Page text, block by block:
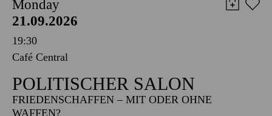
Monday
21.09.2026
19:30
Café Central
POLITISCHER SALON
FRIEDENSCHAFFEN – MIT ODER OHNE
WAFFEN?